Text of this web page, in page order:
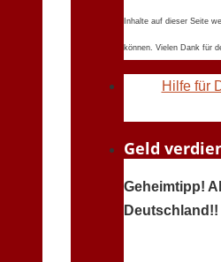
Inhalte auf dieser Seite
können. Vielen Dank für
Hilfe für
Geld
Geheimtipp!
Deutschland!!